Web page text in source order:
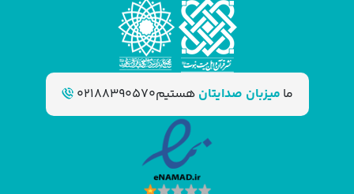
ما میزبان صدایتان هستیم02188390570